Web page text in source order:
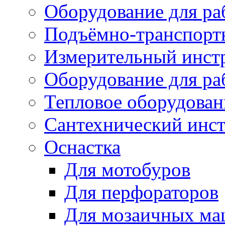
Оборудование для
Подъёмно-
Измерительный
Оборудование для
Тепловое
Сантехнический
Оснастка
Для мотобуров
Для перфораторов
Для мозаичных